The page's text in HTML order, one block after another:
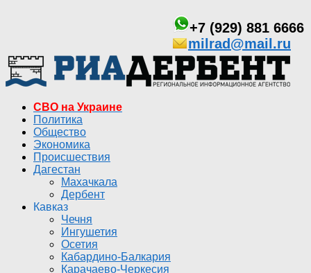
+7 (929) 881 6666
milrad@mail.ru
СВО на Украине
Политика
Общество
Экономика
Происшествия
Дагестан
Махачкала
Дербент
Кавказ
Чечня
Ингушетия
Осетия
Кабардино-Балкария
Карачаево-Черкесия